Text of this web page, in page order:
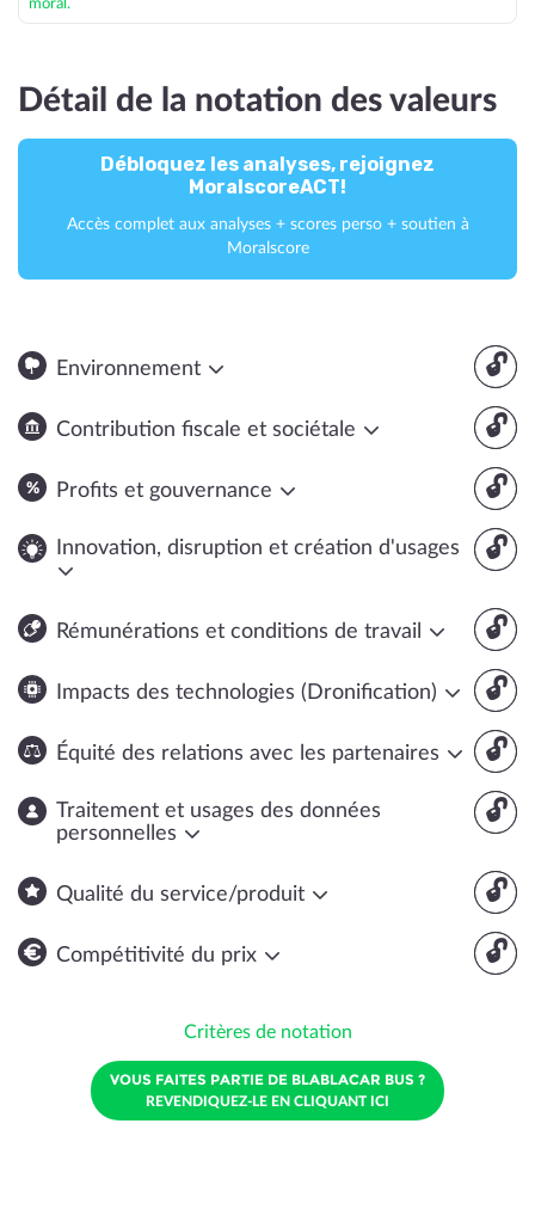
moral.
Détail de la notation des valeurs
Débloquez les analyses, rejoignez
MoralscoreACT!
Accès complet aux analyses + scores perso + soutien à
Moralscore
🔓
Environnement
🔓
Contribution fiscale et sociétale
🔓
Profits et gouvernance
🔓
Innovation, disruption et création d'usages
🔓
Rémunérations et conditions de travail
🔓
Impacts des technologies (Dronification)
🔓
Équité des relations avec les partenaires
🔓
Traitement et usages des données
personnelles
🔓
Qualité du service/produit
🔓
Compétitivité du prix
Critères de notation
VOUS FAITES PARTIE DE BLABLACAR BUS ?
REVENDIQUEZ-LE EN CLIQUANT ICI